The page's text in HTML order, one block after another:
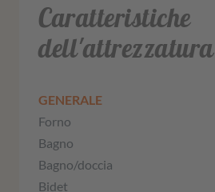
Caratteristiche
dell'attrezzatura
GENERALE
Forno
Bagno
Bagno/doccia
Bidet